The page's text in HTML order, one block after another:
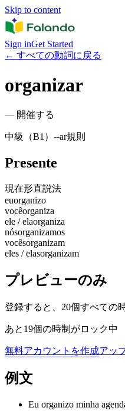
Skip to content
Sign inGet Started
← すべての動詞に戻る
organizar
— 開催する
中級（B1） --ar規則
Presente
現在形直説法
euorganizo
vocêorganiza
ele / elaorganiza
nósorganizamos
vocêsorganizam
eles / elasorganizam
プレビューのみ
登録すると、20個すべての
あと19個の時制がロック中
無料アカウントを作成アッ
例文
Eu organizo minha